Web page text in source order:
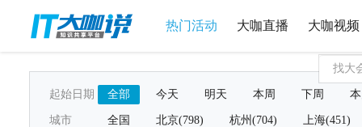
热门活动 大咖直播 大咖视频
起始日期 全部 今天 明天 本周 下周
城市 全国 北京(798) 杭州(704) 上海(451)